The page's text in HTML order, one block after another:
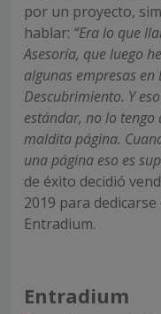
por un proyecto,
hablar: “Era lo que
Asesoría, que luego
algunas empresas
Descubrimiento. Y
estándar, no lo tengo
maldita página.
una página eso es
de éxito decidió
2019 para
Entradium.
Entradium